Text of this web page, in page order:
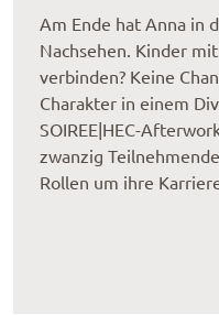
Am Ende hat Anna in
Nachsehen. Kinder
verbinden? Keine
Charakter in einem
SOIREE|HEC-
zwanzig
Rollen um ihre